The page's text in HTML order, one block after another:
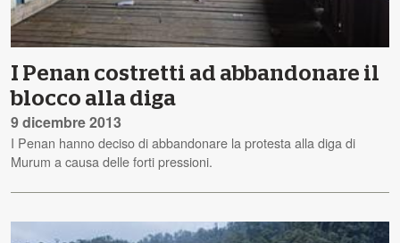
I Penan costretti ad abbandonare il
blocco alla diga
9 dicembre 2013
I Penan hanno deciso di abbandonare la protesta alla diga di
Murum a causa delle forti pressioni.